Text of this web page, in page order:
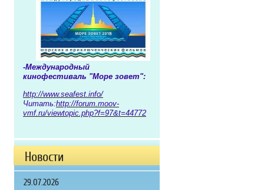
-Международный
кинофестиваль "Море зовет":
http://www.seafest.info/
Читать:http://forum.moov-
vmf.ru/viewtopic.php?f=97&t=44772
Новости
29.07.2026